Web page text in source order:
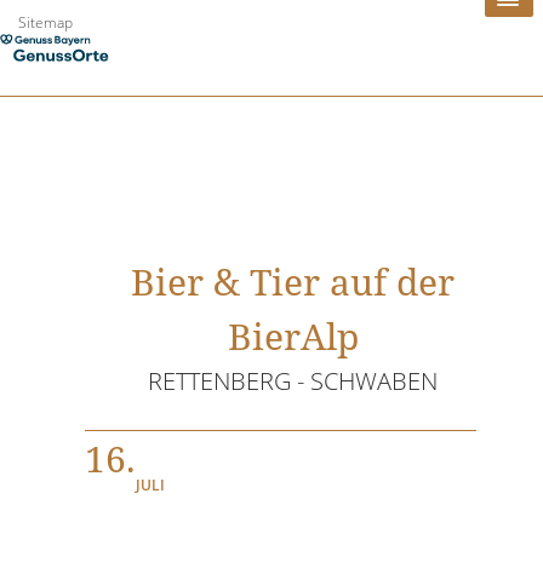
Zum
Inhalt
Sitemap
Bier & Tier auf der
BierAlp
RETTENBERG - SCHWABEN
16.
JULI